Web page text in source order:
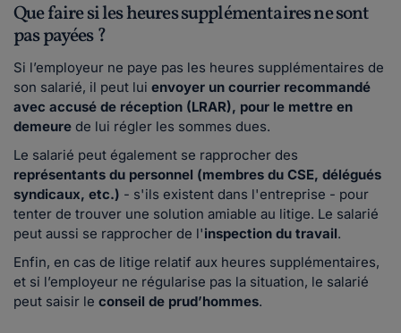
Que faire si les heures supplémentaires ne sont
pas payées ?
Si l’employeur ne paye pas les heures supplémentaires de
son salarié, il peut lui envoyer un courrier recommandé
avec accusé de réception (LRAR), pour le mettre en
demeure de lui régler les sommes dues.
Le salarié peut également se rapprocher des
représentants du personnel (membres du CSE, délégués
syndicaux, etc.) - s'ils existent dans l'entreprise - pour
tenter de trouver une solution amiable au litige. Le salarié
peut aussi se rapprocher de l'inspection du travail.
Enfin, en cas de litige relatif aux heures supplémentaires,
et si l’employeur ne régularise pas la situation, le salarié
peut saisir le conseil de prud’hommes.